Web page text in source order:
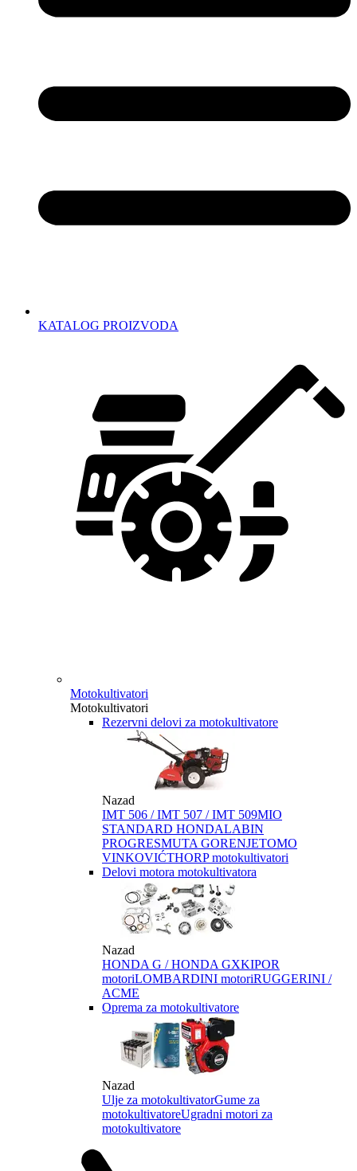
KATALOG PROIZVODA
Motokultivatori
Motokultivatori
Rezervni delovi za motokultivatore
Nazad
IMT 506 / IMT 507 / IMT 509MIO
STANDARD HONDALABIN
PROGRESMUTA GORENJETOMO
VINKOVIĆTHORP motokultivatori
Delovi motora motokultivatora
Nazad
HONDA G / HONDA GXKIPOR
motoriLOMBARDINI motoriRUGGERINI /
ACME
Oprema za motokultivatore
Nazad
Ulje za motokultivatorGume za
motokultivatoreUgradni motori za
motokultivatore